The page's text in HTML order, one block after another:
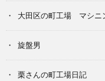
大田区の町工場 マシニ
旋盤男
栗さんの町工場日記